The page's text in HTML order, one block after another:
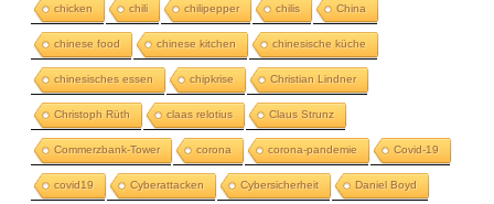
chicken chili chilipepper chilis China
chinese food chinese kitchen chinesische küche
chinesisches essen chipkrise Christian Lindner
Christoph Rüth claas relotius Claus Strunz
Commerzbank-Tower corona corona-pandemie Covid-19
covid19 Cyberattacken Cybersicherheit Daniel Boyd